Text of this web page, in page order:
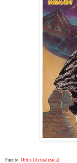
Fuente: Orbis (Actualizada)